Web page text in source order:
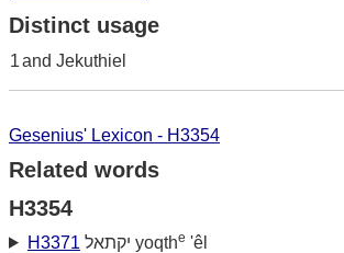
Distinct usage
1and Jekuthiel
Gesenius' Lexicon - H3354
Related words
H3354
H3371 יקתאל yoqthe 'êl